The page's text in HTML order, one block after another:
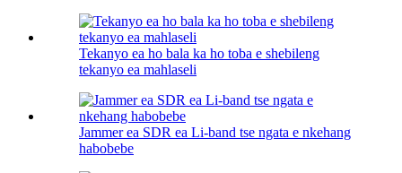
Tekanyo ea ho bala ka ho toba e shebileng
tekanyo ea mahlaseli
Jammer ea SDR ea Li-band tse ngata e nkehang
habobebe